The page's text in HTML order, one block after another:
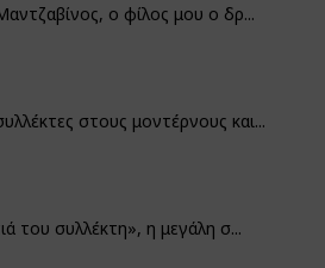
ο φίλος μου ο δρ...
στους μοντέρνους και...
του συλλέκτη», η μεγάλη σ...